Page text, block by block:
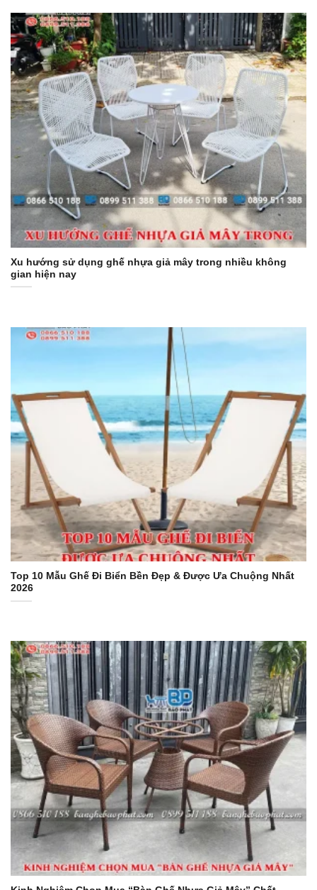
Xu hướng sử dụng ghế nhựa giả mây trong nhiều không
gian hiện nay
Top 10 Mẫu Ghế Đi Biển Bền Đẹp & Được Ưa Chuộng Nhất
2026